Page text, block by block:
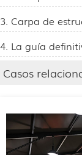
3. Carpa de
4. La guía
Casos